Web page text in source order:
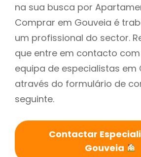
na sua busca por
Comprar em Gouveia é
um profissional do sector.
que entre em contacto
equipa de especialistas em
através do formulário de
seguinte.
Contactar
Gouveia